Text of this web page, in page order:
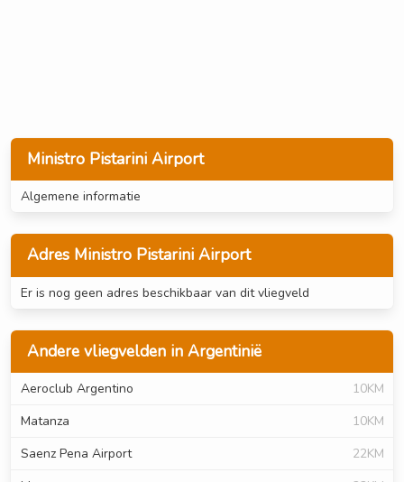
Ministro Pistarini Airport
Algemene informatie
Adres Ministro Pistarini Airport
Er is nog geen adres beschikbaar van dit vliegveld
Andere vliegvelden in Argentinië
Aeroclub Argentino
10KM
Matanza
10KM
Saenz Pena Airport
22KM